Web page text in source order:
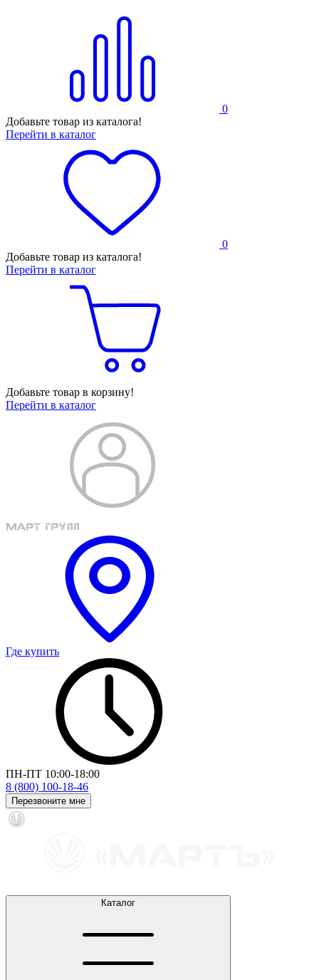
0
Добавьте товар из каталога!
Перейти в каталог
0
Добавьте товар из каталога!
Перейти в каталог
Добавьте товар в корзину!
Перейти в каталог
Где купить
ПН-ПТ 10:00-18:00
8 (800) 100-18-46
Перезвоните мне
Каталог